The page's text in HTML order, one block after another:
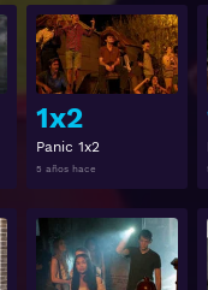
Ver
1x2
Panic 1x2
5 años hace
Ver